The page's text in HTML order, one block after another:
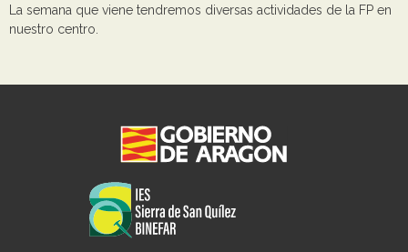
La semana que viene tendremos diversas actividades de la FP en
nuestro centro.